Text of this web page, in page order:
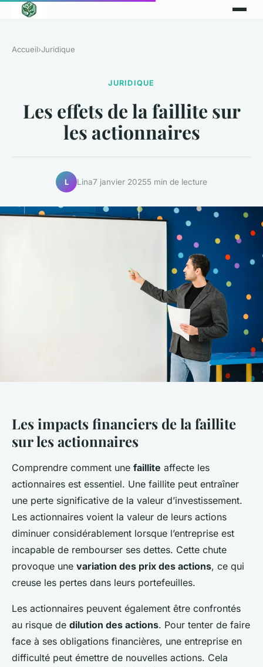
Accueil›Juridique
JURIDIQUE
Les effets de la faillite sur
les actionnaires
L Lina7 janvier 20255 min de lecture
Les impacts financiers de la faillite
sur les actionnaires
Comprendre comment une faillite affecte les
actionnaires est essentiel. Une faillite peut entraîner
une perte significative de la valeur d’investissement.
Les actionnaires voient la valeur de leurs actions
diminuer considérablement lorsque l’entreprise est
incapable de rembourser ses dettes. Cette chute
provoque une variation des prix des actions, ce qui
creuse les pertes dans leurs portefeuilles.
Les actionnaires peuvent également être confrontés
au risque de dilution des actions. Pour tenter de faire
face à ses obligations financières, une entreprise en
difficulté peut émettre de nouvelles actions. Cela